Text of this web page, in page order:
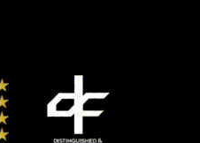
berkencan dengan